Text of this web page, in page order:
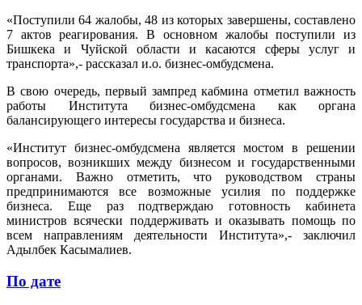
«Поступили 64 жалобы, 48 из которых завершены, составлено
7 актов реагирования. В основном жалобы поступили из
Бишкека и Чуйской области и касаются сферы услуг и
транспорта»,- рассказал и.о. бизнес-омбудсмена.
В свою очередь, первый зампред кабмина отметил важность
работы Института бизнес-омбудсмена как органа
балансирующего интересы государства и бизнеса.
«Институт бизнес-омбудсмена является мостом в решении
вопросов, возникших между бизнесом и государственными
органами. Важно отметить, что руководством страны
предпринимаются все возможные усилия по поддержке
бизнеса. Еще раз подтверждаю готовность кабинета
министров всячески поддерживать и оказывать помощь по
всем направлениям деятельности Института»,- заключил
Адылбек Касымалиев.
По дате